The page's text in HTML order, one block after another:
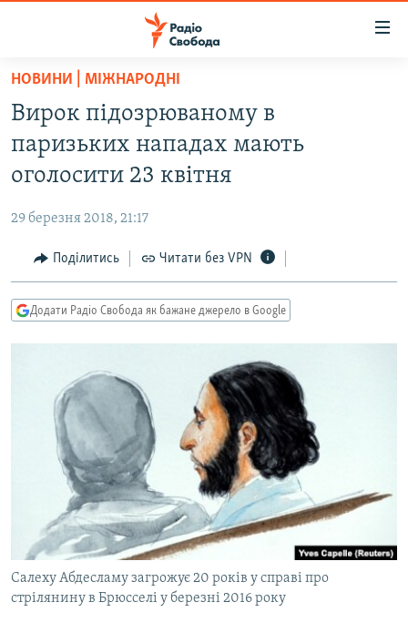
Перейти
основного
матеріалу
Перейти
до
основної
навігації
Перейти
до
пошуку
ВСЕ ЗА ДОБУ
СТАТТІ
ЕКОНОМІКА
СУСПІЛЬСТВО
РОСІЙСЬКА «ФІЛЬТРАЦІЯ»
ДОНБАС.РЕАЛІЇ
ТИ ЯК?
КИТАЙ.ВИКЛИКИ
МУЛЬТИМЕДІА
ФОТО
СПЕЦПРОЄКТИ
ПОДКАСТИ
КРИМ РЕАЛІЇ
РУС
НОВИНИ | МІЖНАРОДНІ
Вирок підозрюваному в
паризьких нападах мають
оголосити 23 квітня
29 березня 2018, 21:17
Поділитись Читати без VPN
Додати Радіо Свобода як бажане джерело в Google
Салеху Абдесламу загрожує 20 років у справі про
стрілянину в Брюсселі у березні 2016 року